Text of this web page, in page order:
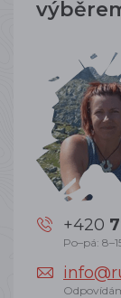
+420
Po–pá: